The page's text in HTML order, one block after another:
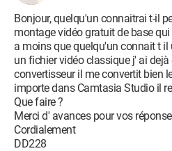
Bonjour, quelqu'un connaitrai t-il
montage vidéo gratuit de base
a moins que quelqu'un connait t il
un fichier vidéo classique j' ai dejà
convertisseur il me convertit bien
importe dans Camtasia Studio il
Que faire ?
Merci d' avances pour vos
Cordialement
DD228